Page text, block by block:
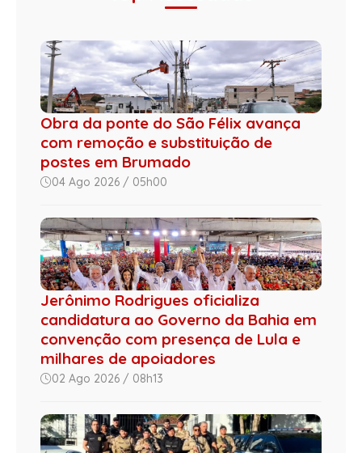
Obra da ponte do São Félix avança
com remoção e substituição de
postes em Brumado
04 Ago 2026 / 05h00
Jerônimo Rodrigues oficializa
candidatura ao Governo da Bahia em
convenção com presença de Lula e
milhares de apoiadores
02 Ago 2026 / 08h13